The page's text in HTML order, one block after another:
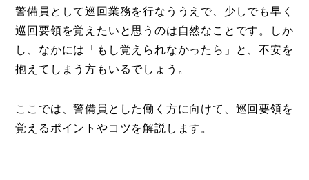
警備員として巡回業務を行なううえで、少しでも早く
巡回要領を覚えたいと思うのは自然なことです。しか
し、なかには「もし覚えられなかったら」と、不安を
抱えてしまう方もいるでしょう。
ここでは、警備員とした働く方に向けて、巡回要領を
覚えるポイントやコツを解説します。